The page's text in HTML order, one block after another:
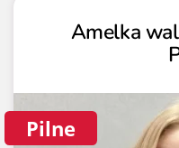
Amelka
Pilne